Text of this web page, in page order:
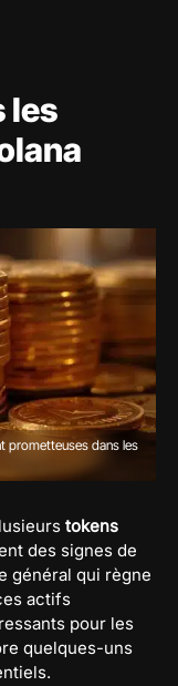
les
prometteuses dans les
tokens
des signes de
général qui règne
actifs
pour les
quelques-uns